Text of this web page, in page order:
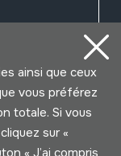
ainsi que ceux
vous préférez
totale. Si vous
sur «
« J’ai compris